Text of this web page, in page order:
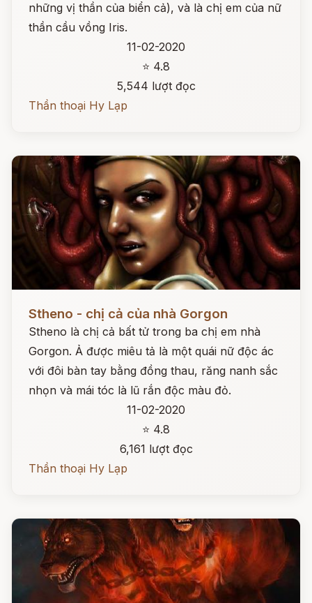
những vị thần của biển cả), và là chị em của nữ
thần cầu vồng Iris.
11-02-2020
⭐ 4.8
5,544 lượt đọc
Thần thoại Hy Lạp
Stheno - chị cả của nhà Gorgon
Stheno là chị cả bất tử trong ba chị em nhà
Gorgon. Ả được miêu tả là một quái nữ độc ác
với đôi bàn tay bằng đồng thau, răng nanh sắc
nhọn và mái tóc là lũ rắn độc màu đỏ.
11-02-2020
⭐ 4.8
6,161 lượt đọc
Thần thoại Hy Lạp